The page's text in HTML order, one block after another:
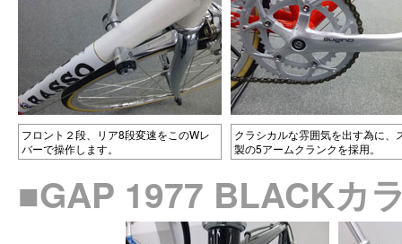
フロント２段、リア8段変速をこのWレ
バーで操作します。
クラシカルな雰囲気を出す為に、
製の5アームクランクを採用。
■GAP 1977 BLACKカ